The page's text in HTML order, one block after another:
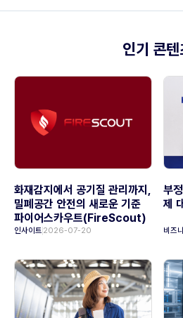
인기 콘텐
화재감지에서 공기질 관리까지,
밀폐공간 안전의 새로운 기준
파이어스카우트(FireScout)
인사이트 2026-07-20
부
제
비즈